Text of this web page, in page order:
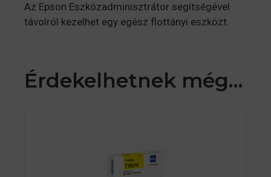
Az Epson Eszközadminisztrátor segítségével
távolról kezelhet egy egész flottányi eszközt.
Érdekelhetnek még…